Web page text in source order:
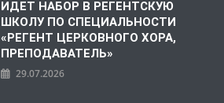
ИДЕТ НАБОР В РЕГЕНТСКУЮ
ШКОЛУ ПО СПЕЦИАЛЬНОСТИ
«РЕГЕНТ ЦЕРКОВНОГО ХОРА,
ПРЕПОДАВАТЕЛЬ»
29.07.2026